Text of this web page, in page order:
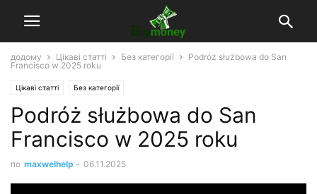
додому Цікаві статті Без категорії
Podróż służbowa do San
Francisco w 2025 roku
Цікаві статті Без категорії
Podróż służbowa do San
Francisco w 2025 roku
по maxwelhelp - 06.11.2025